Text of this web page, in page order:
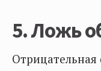
5. Ложь
Отрицательная